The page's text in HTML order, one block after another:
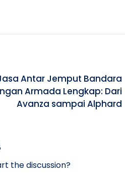
Antar Jemput Bandara
Armada Lengkap: Dari
Avanza sampai Alphard
the discussion?